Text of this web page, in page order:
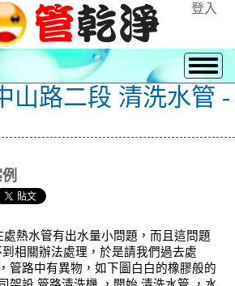
登入
山路二段 清洗水管 -
熱水管有出水量小問題，而且這問題
相關辦法處理，於是請我們過去處
管路中有異物，如下圖白白的橡膠般的